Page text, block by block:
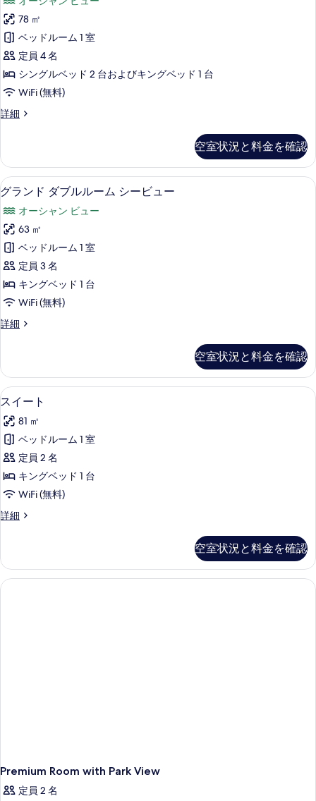
示
す
る
の
す
べ
て
の
写
表
示
す
る
パ
ー
ク
ビ
ュ
ー
の
詳
ミ
リ
ー
ル
ー
ム
シ
ビ
ュ
ー
の
す
べ
て
の
写
真
示
す
る
78 ㎡
ベッドルーム 1 室
定員 4 名
シングルベッド 2 台およびキングベッド 1 台
WiFi (無料)
詳細
フ
ー
ル
ー
シ
ー
ビ
ュ
ー
の
詳
細
空室状況と料金を確認
グ
ラ
ン
ド
ダ
ブ
ル
ル
ー
シ
ー
ビ
ュ
ー
の
す
べ
て
真
を
グランド ダブルルーム シービュー |
12
グランド ダブルルーム シービュー
オーシャン ビュー
63 ㎡
ベッドルーム 1 室
定員 3 名
キングベッド 1 台
WiFi (無料)
詳細
グ
ダ
ブ
ル
ー
ム
ー
ビ
ュ
ー
の
空室状況と料金を確認
ス
イ
ー
ト
の
す
べ
て
写
真
スイート | ミニバー、セーフティボ
17
スイート
81 ㎡
ベッドルーム 1 室
定員 2 名
キングベッド 1 台
WiFi (無料)
詳細
ス
の
詳
細
空室状況と料金を確認
Premium Room with Park View
定員 2 名